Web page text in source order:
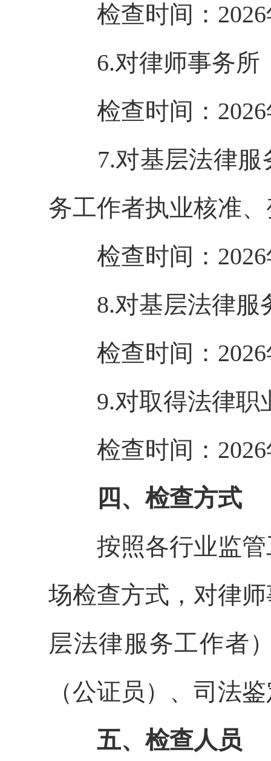
检查时间： 2026
6.对律师事务所
检查时间： 2026
7.对基层法律
务工作者执业核准
检查时间： 2026
8.对基层法律服
检查时间： 2026
9.对取得法律职
检查时间： 2026
四、检查方式
按照各行业监
场检查方式，对律师
层法律服务工作者
（公证员） 、司法
五、检查人员